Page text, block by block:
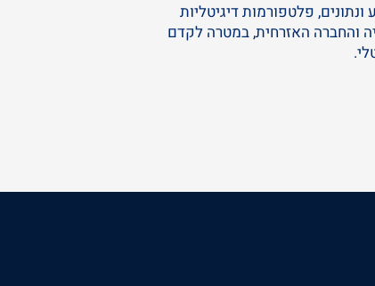
פלטפורמות דיגיטליות
והחברה האזרחית, במטרה לקדם